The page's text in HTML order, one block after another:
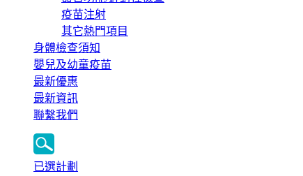
疫苗注射
其它熱門項目
身體檢查須知
嬰兒及幼童疫苗
最新優惠
最新資訊
聯繫我們
已選計劃